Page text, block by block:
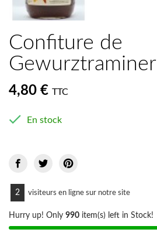
Confiture de
Gewurztraminer
4,80 € TTC
 En stock
7 visiteurs en ligne sur notre site
Hurry up! Only 990 item(s) left in Stock!